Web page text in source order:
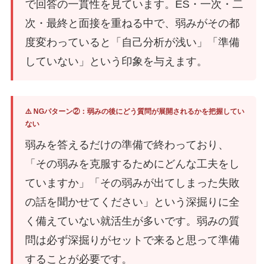
で回答の一貫性を見ています。ES・一次・二
次・最終と面接を重ねる中で、弱みがその都
度変わっていると「自己分析が浅い」「準備
していない」という印象を与えます。
⚠️ NGパターン②：弱みの後にどう質問が展開されるかを把握してい
ない
弱みを答えるだけの準備で終わっており、
「その弱みを克服するためにどんな工夫をし
ていますか」「その弱みが出てしまった失敗
の話を聞かせてください」という深掘りに全
く備えていない就活生が多いです。弱みの質
問は必ず深掘りがセットで来ると思って準備
することが必要です。